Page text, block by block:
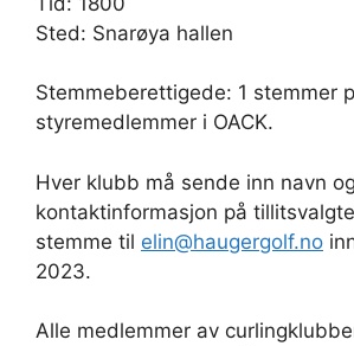
Sted: Snarøya hallen
Stemmeberettigede: 1 stemmer
styremedlemmer i OACK.
Hver klubb må sende inn navn og
kontaktinformasjon på
stemme til elin@haugergolf.no
2023.
Alle medlemmer av